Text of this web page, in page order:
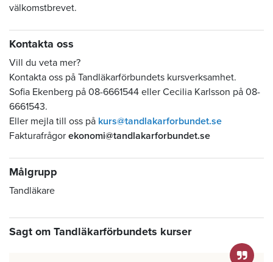
välkomstbrevet.
Kontakta oss
Vill du veta mer?
Kontakta oss på Tandläkarförbundets kursverksamhet.
Sofia Ekenberg på 08-6661544 eller Cecilia Karlsson på 08-
6661543.
Eller mejla till oss på kurs@tandlakarforbundet.se
Fakturafrågor ekonomi@tandlakarforbundet.se
Målgrupp
Tandläkare
Sagt om Tandläkarförbundets kurser